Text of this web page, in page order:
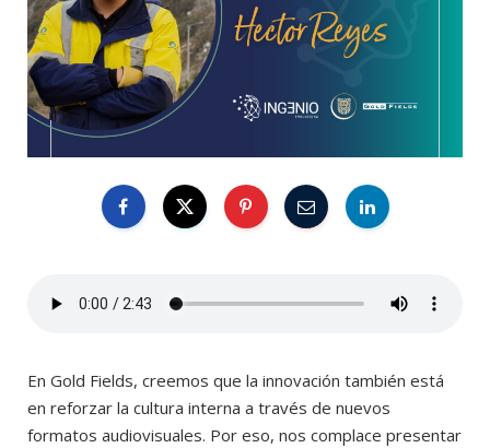
En Gold Fields, creemos que la innovación también está
en reforzar la cultura interna a través de nuevos
formatos audiovisuales. Por eso, nos complace presentar